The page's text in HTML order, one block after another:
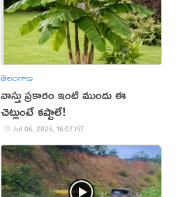
తెలంగాణ
వాస్తు ప్రకారం ఇంటి ముందు ఈ
చెట్లుంటే కష్టాలే!
Jul 06, 2026, 16:07 IST